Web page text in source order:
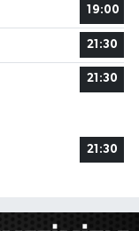
19:00
21:30
21:30
21:30